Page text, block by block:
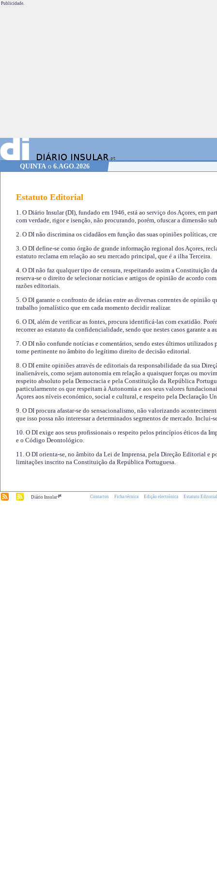
Publicidade.
QUINTAo 6.AGO.2026
Estatuto Editorial
1. O Diário Insular (DI), fundado em 1946, está ao serviço dos Açores, em
com verdade, rigor e isenção, não procurando, porém, ofuscar a dimensão
2. O DI não discrimina os cidadãos em função das suas opiniões políticas,
3. O DI define-se como órgão de grande informação regional dos Açores,
estatuto reclama em relação ao seu mercado principal, que é a ilha Terceira.
4. O DI não faz qualquer tipo de censura, respeitando assim a Constituição
reserva-se o direito de selecionar notícias e artigos de opinião de acordo
razões editoriais.
5. O DI garante o confronto de ideias entre as diversas correntes de opinião
trabalho jornalístico que em cada momento decidir realizar.
6. O DI, além de verificar as fontes, procura identificá-las com exatidão.
recorrer ao estatuto da confidencialidade, sendo que nestes casos garante a
7. O DI não confunde notícias e comentários, sendo estes últimos utilizados
torne pertinente no âmbito do legítimo direito de decisão editorial.
8. O DI emite opiniões através de editoriais da responsabilidade da sua
inalienáveis, como sejam autonomia em relação a quaisquer forças ou
respeito absoluto pela Democracia e pela Constituição da República
particularmente os que respeitam à Autonomia e aos seus valores
Açores aos níveis económico, social e cultural, e respeito pela Declaração
9. O DI procura afastar-se do sensacionalismo, não valorizando
que isso possa não interessar a determinados segmentos de mercado.
10. O DI exige aos seus profissionais o respeito pelos princípios éticos da
e o Código Deontológico.
11. O DI orienta-se, no âmbito da Lei de Imprensa, pela Direção Editorial e
limitações inscrito na Constituição da República Portuguesa.
Diário Insular.pt Contactos Ficha técnica Edição electrónica Estatuto Editorial